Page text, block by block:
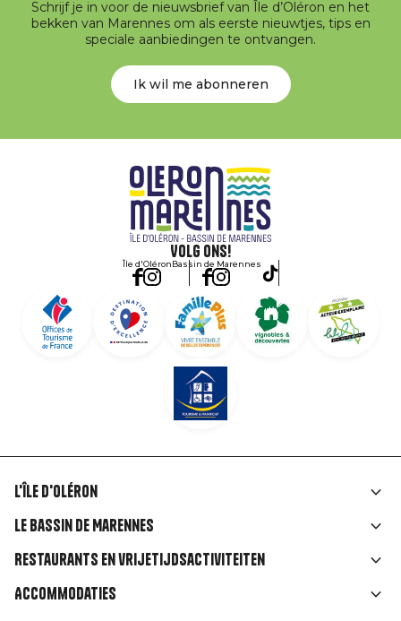
Schrijf je in voor de nieuwsbrief van Île d’Oléron en het
bekken van Marennes om als eerste nieuwtjes, tips en
speciale aanbiedingen te ontvangen.
Ik wil me abonneren
Volg ons!
Île d'OléronBassin de Marennes
Liens
rubriques
L'île d'Oléron
Le Bassin de Marennes
Restaurants en vrijetijdsactiviteiten
Accommodaties